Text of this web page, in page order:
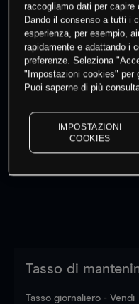
I prezzi sono solo
dati di mercato
Tasso di
Tasso giornaliero - Vendi
raccogliamo dati per
Dando il consenso a tutti i
esperienza, per esempio,
rapidamente e adattando i
preferenze. Seleziona
"Impostazioni cookies" per
Puoi saperne di più
IMPOSTAZIONI
COOKIES